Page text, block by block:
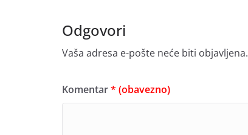
Odgovori
Vaša adresa e-pošte neće biti objavljena.
Komentar* (obavezno)